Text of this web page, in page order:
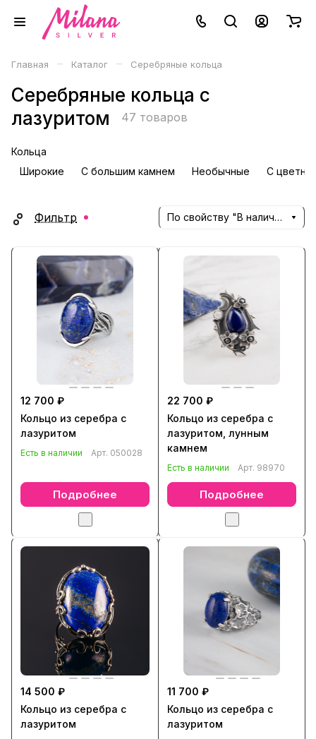
Главная – Каталог – Серебряные кольца
Серебряные кольца с
лазуритом
47 товаров
Кольца
Широкие
С большим камнем Необычные С
Фильтр По свойству "В наличии" (убывание)
12 700 ₽
Кольцо из серебра с
лазуритом
Есть в наличии Арт. 050028
Подробнее
22 700 ₽
Кольцо из серебра с
лазуритом, лунным
камнем
Есть в наличии Арт. 98970
Подробнее
14 500 ₽
Кольцо из серебра с
лазуритом
11 700 ₽
Кольцо из серебра с
лазуритом